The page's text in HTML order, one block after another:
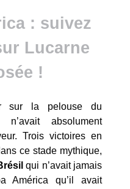
: suivez
Lucarne
!
sur la pelouse du
n’avait absolument
Trois victoires en
ce stade mythique,
qui n’avait jamais
América qu’il avait